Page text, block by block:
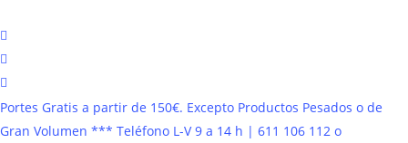
al
contenido
principal
twitter
facebook
instagram
Portes Gratis a partir de 150€. Excepto Productos Pesados o de
Gran Volumen *** Teléfono L-V 9 a 14 h | 611 106 112 o
Inicio Climatización Emisor Térmico
EMISOR TERMICO SERIE